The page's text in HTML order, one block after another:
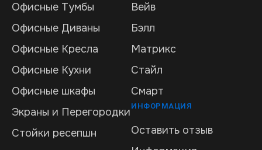
Офисные Тумбы
Офисные Диваны
Офисные Кресла
Офисные Кухни
Офисные шкафы
Экраны и Перегородки
Стойки ресепшн
Вейв
Бэлл
Матрикс
Стайл
Смарт
ИНФОРМАЦИЯ
Оставить отзыв